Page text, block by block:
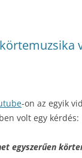
-on az egyik
volt egy kérdés:
egyszerűen